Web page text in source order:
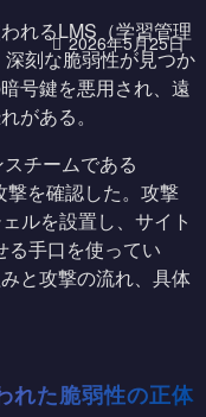
2026年5月25日
れるLMS（学習管理
刻な脆弱性が見つか
号鍵を悪用され、遠
がある。
チームである
を確認した。攻撃
ルを設置し、サイト
る手口を使ってい
と攻撃の流れ、具体
た脆弱性の正体